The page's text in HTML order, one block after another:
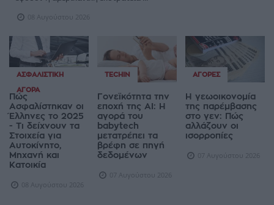
08 Αυγούστου 2026
ΑΣΦΑΛΙΣΤΙΚΉ
ΑΓΟΡΆ
Πώς
Ασφαλίστηκαν οι
Έλληνες το 2025
- Τι δείχνουν τα
Στοιχεία για
Αυτοκίνητο,
Μηχανή και
Κατοικία
08 Αυγούστου 2026
TECHIN
Γονεϊκότητα την
εποχή της AI: Η
αγορά του
babytech
μετατρέπει τα
βρέφη σε πηγή
δεδομένων
07 Αυγούστου 2026
ΑΓΟΡΈΣ
Η γεωοικονομία
της παρέμβασης
στο γεν: Πώς
αλλάζουν οι
ισορροπίες
07 Αυγούστου 2026